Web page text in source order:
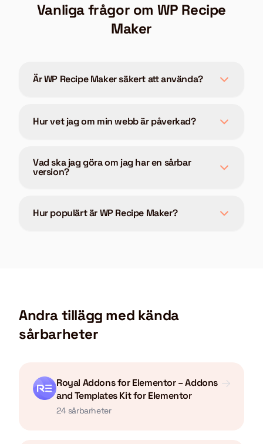
Vanliga frågor om WP Recipe
Maker
Är WP Recipe Maker säkert att använda?
Hur vet jag om min webb är påverkad?
Vad ska jag göra om jag har en sårbar
version?
Hur populärt är WP Recipe Maker?
Andra tillägg med kända
sårbarheter
Royal Addons for Elementor – Addons
and Templates Kit for Elementor
24 sårbarheter